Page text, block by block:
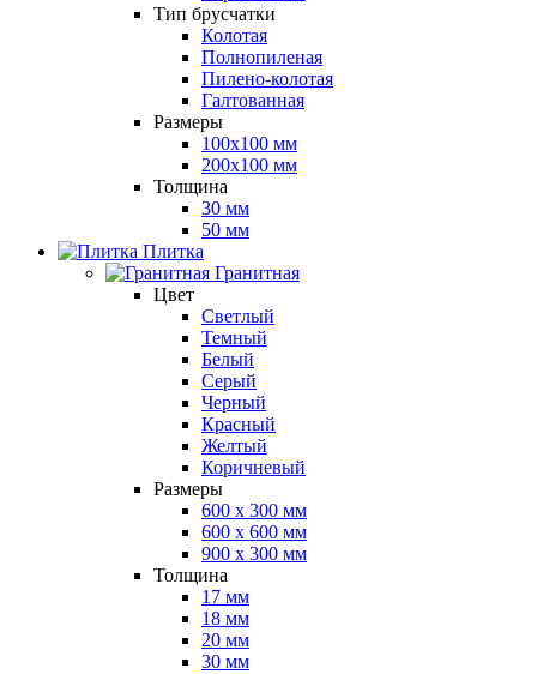
Тип брусчатки
Колотая
Полнопиленая
Пилено-колотая
Галтованная
Размеры
100х100 мм
200х100 мм
Толщина
30 мм
50 мм
Плитка
Гранитная
Цвет
Светлый
Темный
Белый
Серый
Черный
Красный
Желтый
Коричневый
Размеры
600 х 300 мм
600 х 600 мм
900 x 300 мм
Толщина
17 мм
18 мм
20 мм
30 мм